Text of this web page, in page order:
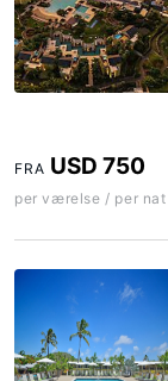
FRA USD 750
per værelse / per nat